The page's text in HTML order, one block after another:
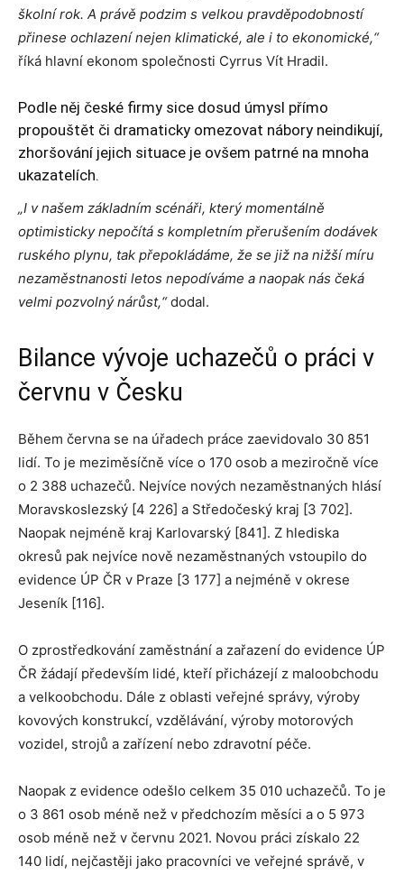
školní rok. A právě podzim s velkou pravděpodobností
přinese ochlazení nejen klimatické, ale i to ekonomické,“
říká hlavní ekonom společnosti Cyrrus Vít Hradil.
Podle něj české firmy sice dosud úmysl přímo
propouštět či dramaticky omezovat nábory neindikují,
zhoršování jejich situace je ovšem patrné na mnoha
ukazatelích.
„I v našem základním scénáři, který momentálně
optimisticky nepočítá s kompletním přerušením dodávek
ruského plynu, tak přepokládáme, že se již na nižší míru
nezaměstnanosti letos nepodíváme a naopak nás čeká
velmi pozvolný nárůst,“dodal.
Bilance vývoje uchazečů o práci v
červnu v Česku
Během června se na úřadech práce zaevidovalo 30 851
lidí. To je meziměsíčně více o 170 osob a meziročně více
o 2 388 uchazečů. Nejvíce nových nezaměstnaných hlásí
Moravskoslezský [4 226] a Středočeský kraj [3 702].
Naopak nejméně kraj Karlovarský [841]. Z hlediska
okresů pak nejvíce nově nezaměstnaných vstoupilo do
evidence ÚP ČR v Praze [3 177] a nejméně v okrese
Jeseník [116].
O zprostředkování zaměstnání a zařazení do evidence ÚP
ČR žádají především lidé, kteří přicházejí z maloobchodu
a velkoobchodu. Dále z oblasti veřejné správy, výroby
kovových konstrukcí, vzdělávání, výroby motorových
vozidel, strojů a zařízení nebo zdravotní péče.
Naopak z evidence odešlo celkem 35 010 uchazečů. To je
o 3 861 osob méně než v předchozím měsíci a o 5 973
osob méně než v červnu 2021. Novou práci získalo 22
140 lidí, nejčastěji jako pracovníci ve veřejné správě, v